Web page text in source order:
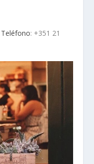
Teléfono: +351 21